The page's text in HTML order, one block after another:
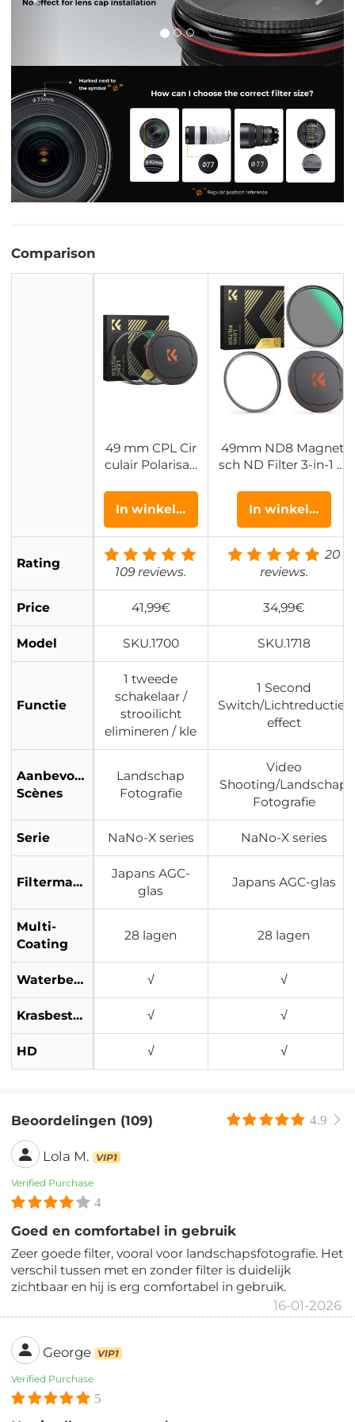
Comparison
49 mm CPL Cir
culair Polarisati
HD Waterdicht
Anti Kras Antire
flecterend Nan
o Xcel Serie
49mm ND8 Magneti
sch ND Filter 3-in-1 M
eutrale Dichtheidsfilt
er + Ring + Dop Nano
Xcel Serie
In winkelwagen In winkelwagen
Rating
109 reviews.
20
reviews.
Price 41,99€ 34,99€
Model SKU.1700 SKU.1718
Functie
1 tweede
schakelaar /
strooilicht
elimineren / kle
1 Second
Switch/Lichtreductie-
effect
Aanbevolen
Scènes
Landschap
Fotografie
Video
Shooting/Landschap
Fotografie
Serie NaNo-X series NaNo-X series
Filtermateriaal
Japans AGC-
glas
Japans AGC-glas
Multi-
Coating
28 lagen 28 lagen
Waterbestendig √ √
Krasbestendig √ √
HD √ √
Beoordelingen (109) 4.9
Lola M. VIP1
Verified Purchase
4
Goed en comfortabel in gebruik
Zeer goede filter, vooral voor landschapsfotografie. Het
verschil tussen met en zonder filter is duidelijk
zichtbaar en hij is erg comfortabel in gebruik.
16-01-2026
George VIP1
Verified Purchase
5